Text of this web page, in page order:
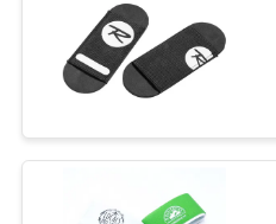
SULLA
PRIVACY